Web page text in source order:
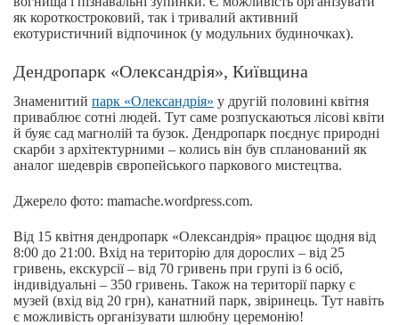
як короткостроковий, так і тривалий активний
екотуристичний відпочинок (у модульних будиночках).
Дендропарк «Олександрія», Київщина
Знаменитий парк «Олександрія» у другій половині квітня
приваблює сотні людей. Тут саме розпускаються лісові квіти
й буяє сад магнолій та бузок. Дендропарк поєднує природні
скарби з архітектурними – колись він був спланований як
аналог шедеврів європейського паркового мистецтва.
Джерело фото: mamache.wordpress.com.
Від 15 квітня дендропарк «Олександрія» працює щодня від
8:00 до 21:00. Вхід на територію для дорослих – від 25
гривень, екскурсії – від 70 гривень при групі із 6 осіб,
індивідуальні – 350 гривень. Також на території парку є
музей (вхід від 20 грн), канатний парк, звіринець. Тут навіть
є можливість організувати шлюбну церемонію!